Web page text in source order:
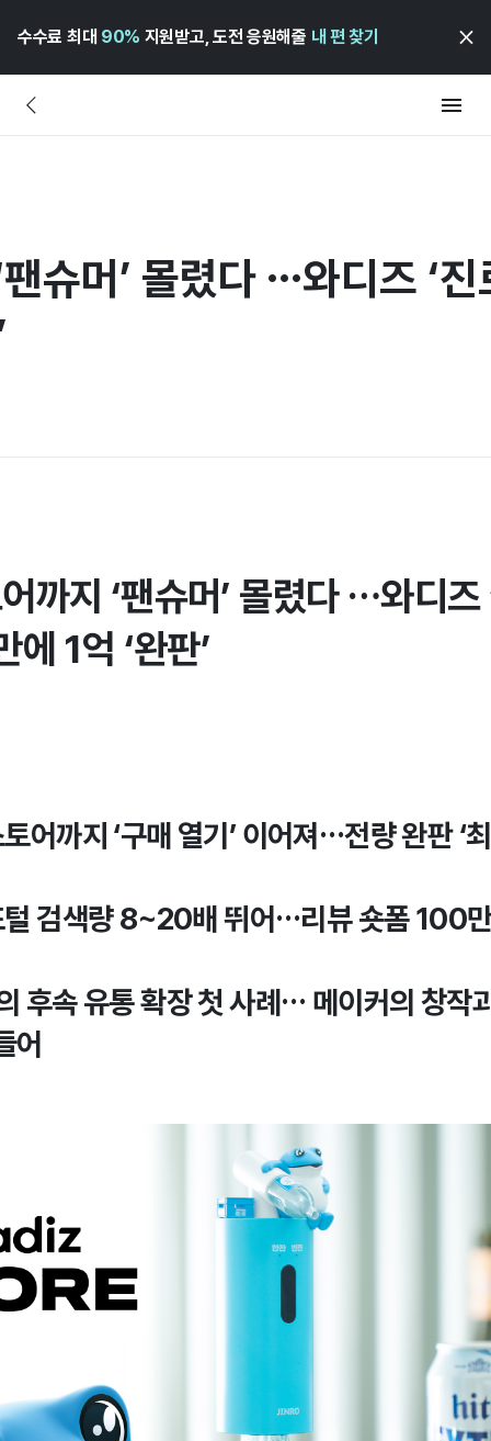
수수료 최대 90% 지원받고, 도전 응원해줄 내 편 찾기
슈머’ 몰렸다 …와디즈 ‘진
까지 ‘팬슈머’ 몰렸다 …와디즈
에 1억 ‘완판’
어까지 ‘구매 열기’ 이어져…전량 완판 ‘
검색량 8~20배 뛰어…리뷰 숏폼 100
후속 유통 확장 첫 사례… 메이커의 창작
어